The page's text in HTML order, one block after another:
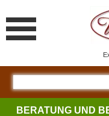
BERATUNG UND